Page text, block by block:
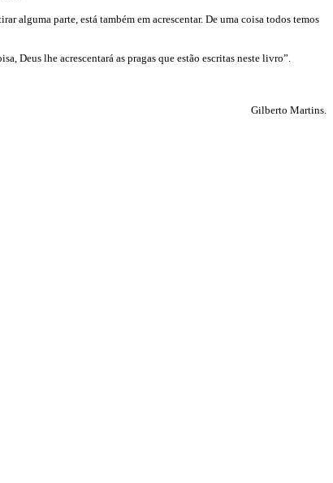
alguma parte, está também em acrescentar. De uma coisa todos temos
Deus lhe acrescentará as pragas que estão escritas neste livro”.
Gilberto Martins.